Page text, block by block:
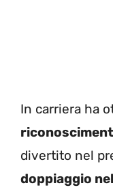
In carriera ha
divertito nel
doppiaggio